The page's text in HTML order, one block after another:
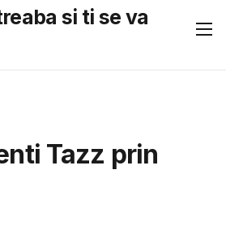
si ti se va
Tazz prin